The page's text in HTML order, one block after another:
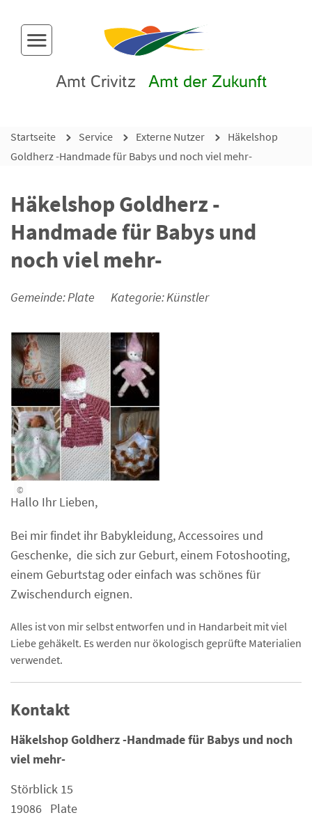
Menü-Button
Amt Crivitz Amt der Zukunft
Startseite Service Externe Nutzer
Häkelshop
Goldherz -Handmade für Babys und noch viel mehr-
Häkelshop Goldherz -
Handmade für Babys und
noch viel mehr-
Gemeinde: Plate Kategorie: Künstler
©
Hallo Ihr Lieben,
Bei mir findet ihr Babykleidung, Accessoires und
Geschenke, die sich zur Geburt, einem Fotoshooting,
einem Geburtstag oder einfach was schönes für
Zwischendurch eignen.
Alles ist von mir selbst entworfen und in Handarbeit mit viel
Liebe gehäkelt. Es werden nur ökologisch geprüfte Materialien
verwendet.
Kontakt
Häkelshop Goldherz -Handmade für Babys und noch
viel mehr-
Störblick 15
19086 Plate